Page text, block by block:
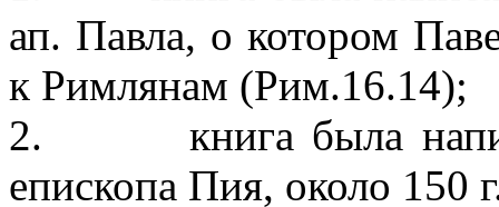
ап. Павла, о котором
к Римлянам (Рим.16.14);
2. книга была
епископа Пия, около 150